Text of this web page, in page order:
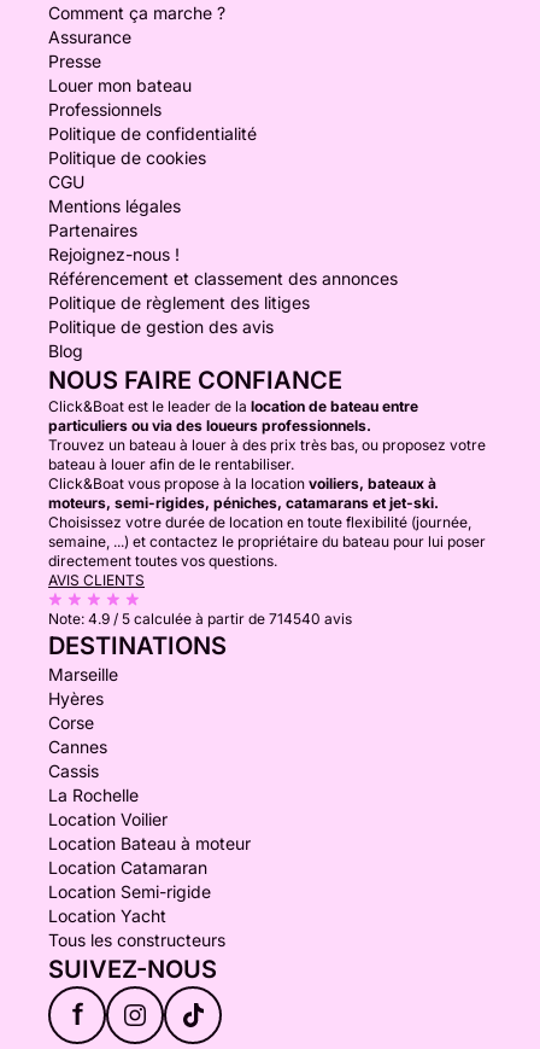
Comment ça marche ?
Assurance
Presse
Louer mon bateau
Professionnels
Politique de confidentialité
Politique de cookies
CGU
Mentions légales
Partenaires
Rejoignez-nous !
Référencement et classement des annonces
Politique de règlement des litiges
Politique de gestion des avis
Blog
NOUS FAIRE CONFIANCE
Click&Boat est le leader de la location de bateau entre
particuliers ou via des loueurs professionnels.
Trouvez un bateau à louer à des prix très bas, ou proposez votre
bateau à louer afin de le rentabiliser.
Click&Boat vous propose à la location voiliers, bateaux à
moteurs, semi-rigides, péniches, catamarans et jet-ski.
Choisissez votre durée de location en toute flexibilité (journée,
semaine, ...) et contactez le propriétaire du bateau pour lui poser
directement toutes vos questions.
AVIS CLIENTS
Note: 4.9 / 5 calculée à partir de 714540 avis
DESTINATIONS
Marseille
Hyères
Corse
Cannes
Cassis
La Rochelle
Location Voilier
Location Bateau à moteur
Location Catamaran
Location Semi-rigide
Location Yacht
Tous les constructeurs
SUIVEZ-NOUS
f